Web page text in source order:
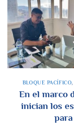
BLOQUE PACÍFICO
En el marco
inician los